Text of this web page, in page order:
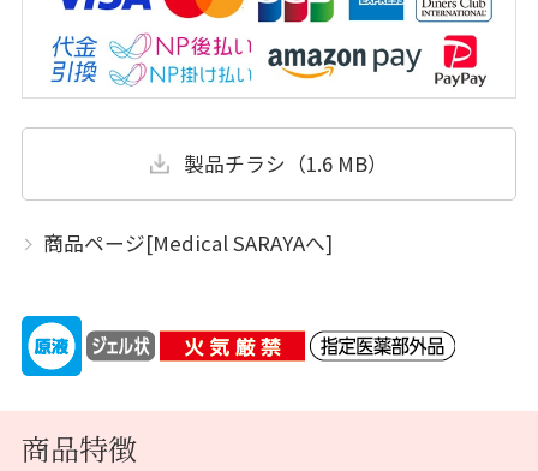
製品チラシ（1.6 MB）
商品ページ[Medical SARAYAへ]
商品特徴